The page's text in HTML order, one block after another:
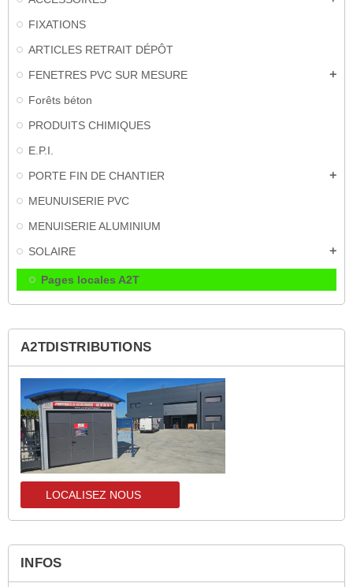
FIXATIONS
ARTICLES RETRAIT DÉPÔT
FENETRES PVC SUR MESURE
add
Forêts béton
PRODUITS CHIMIQUES
E.P.I.
PORTE FIN DE CHANTIER
add
MEUNUISERIE PVC
MENUISERIE ALUMINIUM
SOLAIRE
add
Pages locales A2T
A2TDISTRIBUTIONS
LOCALISEZ NOUS
INFOS